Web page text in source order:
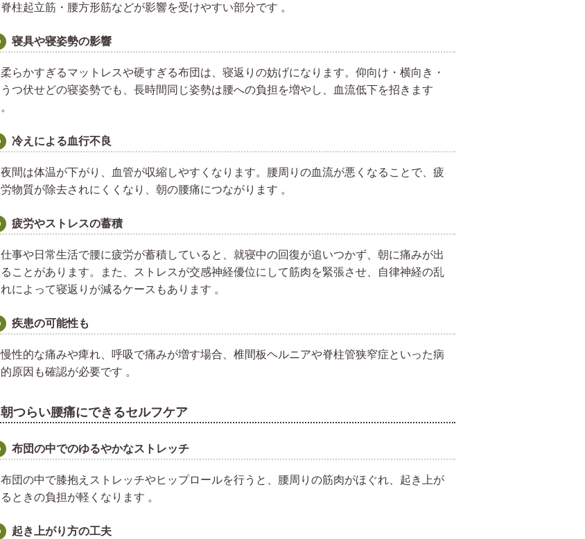
脊柱起立筋・腰方形筋などが影響を受けやすい部分です 。
寝具や寝姿勢の影響
柔らかすぎるマットレスや硬すぎる布団は、寝返りの妨げになります。仰向け・横向き・
うつ伏せどの寝姿勢でも、長時間同じ姿勢は腰への負担を増やし、血流低下を招きます
。
冷えによる血行不良
夜間は体温が下がり、血管が収縮しやすくなります。腰周りの血流が悪くなることで、疲
労物質が除去されにくくなり、朝の腰痛につながります 。
疲労やストレスの蓄積
仕事や日常生活で腰に疲労が蓄積していると、就寝中の回復が追いつかず、朝に痛みが出
ることがあります。また、ストレスが交感神経優位にして筋肉を緊張させ、自律神経の乱
れによって寝返りが減るケースもあります 。
疾患の可能性も
慢性的な痛みや痺れ、呼吸で痛みが増す場合、椎間板ヘルニアや脊柱管狭窄症といった病
的原因も確認が必要です 。
朝つらい腰痛にできるセルフケア
布団の中でのゆるやかなストレッチ
布団の中で膝抱えストレッチやヒップロールを行うと、腰周りの筋肉がほぐれ、起き上が
るときの負担が軽くなります 。
起き上がり方の工夫